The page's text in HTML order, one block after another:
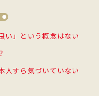
い」という概念はない
人すら気づいていない